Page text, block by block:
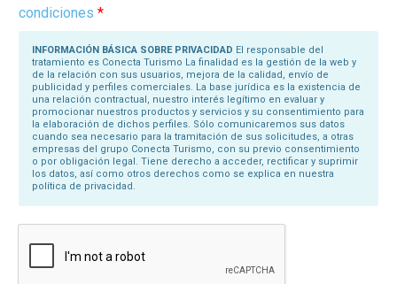
o
m
condiciones *
INFORMACIÓN BÁSICA SOBRE PRIVACIDAD El responsable del
tratamiento es Conecta Turismo La finalidad es la gestión de la web y
de la relación con sus usuarios, mejora de la calidad, envío de
publicidad y perfiles comerciales. La base jurídica es la existencia de
una relación contractual, nuestro interés legítimo en evaluar y
promocionar nuestros productos y servicios y su consentimiento para
la elaboración de dichos perfiles. Sólo comunicaremos sus datos
cuando sea necesario para la tramitación de sus solicitudes, a otras
empresas del grupo Conecta Turismo, con su previo consentimiento
o por obligación legal. Tiene derecho a acceder, rectificar y suprimir
los datos, así como otros derechos como se explica en nuestra
política de privacidad.